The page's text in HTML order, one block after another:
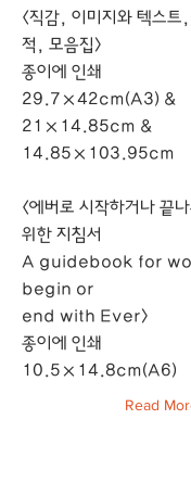
<직감, 이미지와 텍스트
적, 모음집>
종이에 인쇄
29.7×42cm(A3) &
21×14.85cm &
14.85×103.95cm
<에버로 시작하거나 끝
위한 지침서
A guidebook for
begin or
end with Ever>
종이에 인쇄
10.5×14.8cm(A6)
Read